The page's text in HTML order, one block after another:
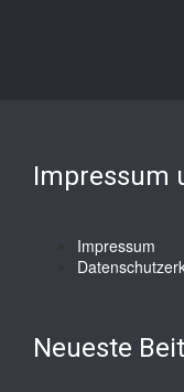
Impressum
Impressum
Neueste